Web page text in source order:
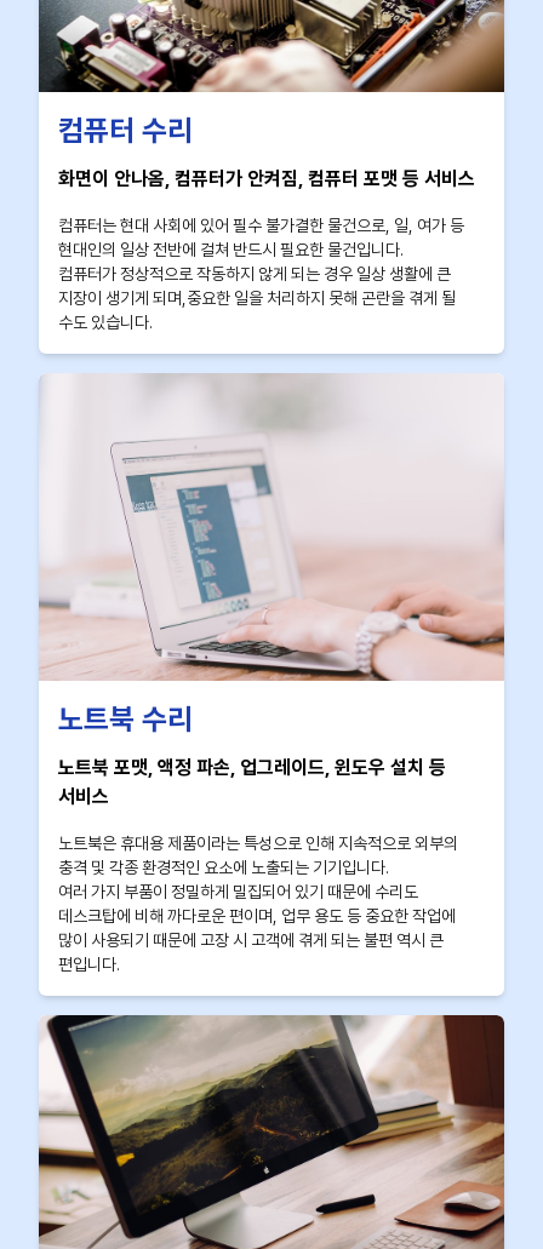
컴퓨터 수리
화면이 안나옴, 컴퓨터가 안켜짐, 컴퓨터 포맷 등 서비스
컴퓨터는 현대 사회에 있어 필수 불가결한 물건으로, 일, 여가 등
현대인의 일상 전반에 걸쳐 반드시 필요한 물건입니다.
컴퓨터가 정상적으로 작동하지 않게 되는 경우 일상 생활에 큰
지장이 생기게 되며,중요한 일을 처리하지 못해 곤란을 겪게 될
수도 있습니다.
노트북 수리
노트북 포맷, 액정 파손, 업그레이드, 윈도우 설치 등
서비스
노트북은 휴대용 제품이라는 특성으로 인해 지속적으로 외부의
충격 및 각종 환경적인 요소에 노출되는 기기입니다.
여러 가지 부품이 정밀하게 밀집되어 있기 때문에 수리도
데스크탑에 비해 까다로운 편이며, 업무 용도 등 중요한 작업에
많이 사용되기 때문에 고장 시 고객에 겪게 되는 불편 역시 큰
편입니다.